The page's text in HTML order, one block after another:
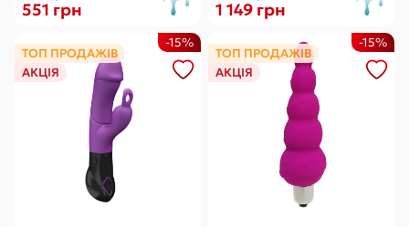
551 грн 1 149 грн
ТОП ПРОДАЖІВ
АКЦІЯ
-15%
ТОП ПРОДАЖІВ
АКЦІЯ
-15%